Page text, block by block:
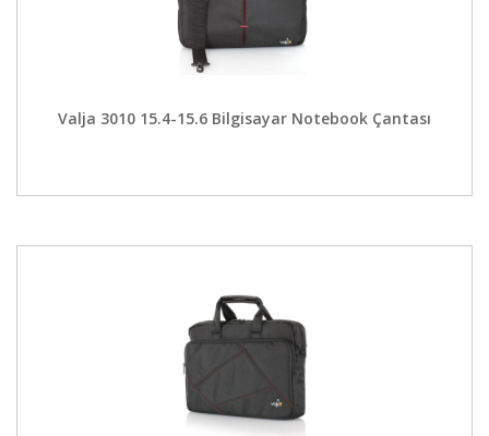
Valja 3010 15.4-15.6 Bilgisayar Notebook Çantası